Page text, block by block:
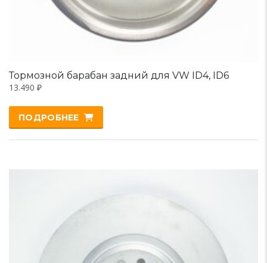
Тормозной барабан задний для VW ID4, ID6
13.490 ₽
ПОДРОБНЕЕ